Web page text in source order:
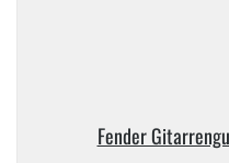
Fender